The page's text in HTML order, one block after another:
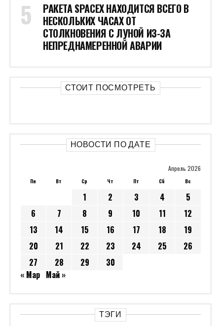
РАКЕТА SPACEX НАХОДИТСЯ ВСЕГО В
НЕСКОЛЬКИХ ЧАСАХ ОТ
СТОЛКНОВЕНИЯ С ЛУНОЙ ИЗ-ЗА
НЕПРЕДНАМЕРЕННОЙ АВАРИИ
СТОИТ ПОСМОТРЕТЬ
НОВОСТИ ПО ДАТЕ
Апрель 2026
Пн Вт Ср Чт Пт Сб Вс
1 2 3 4
5
6
7 8 9 10 11
12
13
14 15 16 17 18
19
20
21 22 23 24 25
26
27
28 29
30
« Мар Май »
ТЭГИ